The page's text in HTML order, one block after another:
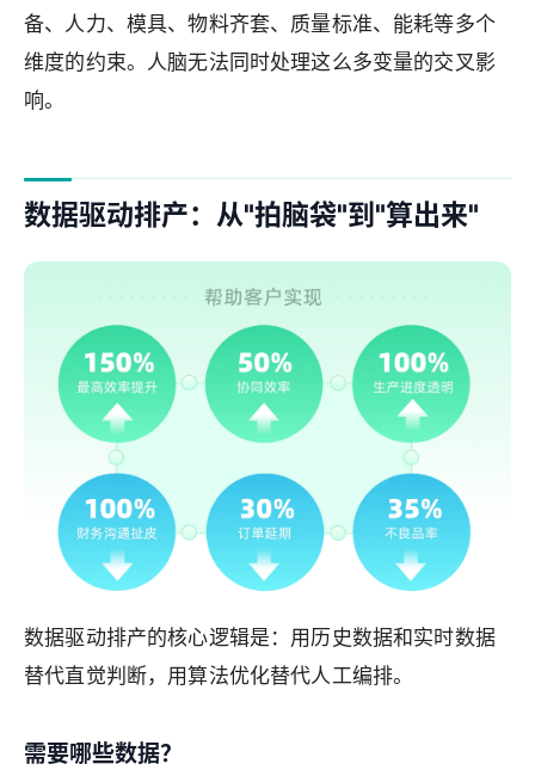
备、人力、模具、物料齐套、质量标准、能耗等多个
维度的约束。人脑无法同时处理这么多变量的交叉影
响。
数据驱动排产：从"拍脑袋"到"算出来"
数据驱动排产的核心逻辑是：用历史数据和实时数据
替代直觉判断，用算法优化替代人工编排。
需要哪些数据？